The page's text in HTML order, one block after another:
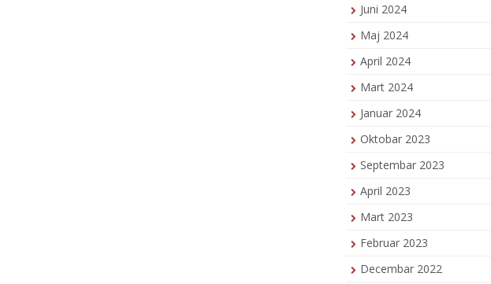
Juni 2024
Maj 2024
April 2024
Mart 2024
Januar 2024
Oktobar 2023
Septembar 2023
April 2023
Mart 2023
Februar 2023
Decembar 2022